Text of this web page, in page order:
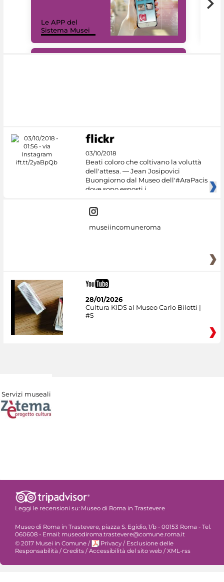
Le APP del
Sistema Musei
03/10/2018
Beati coloro che coltivano la voluttà
dell'attesa. — Jean Josipovici
Buongiorno dal Museo dell'#AraPacis
dove sono esposti i
museiincomuneroma
28/01/2026
Cultura KIDS al Museo Carlo Bilotti |
#5
Servizi museali
Leggi le recensioni su: Museo di Roma in Trastevere
Museo di Roma in Trastevere, piazza S. Egidio, 1/b - 00153 Roma - Tel.
060608 - Email: museodiroma.trastevere@comune.roma.it
© 2017 Musei in Comune / Privacy / Esclusione delle
Responsabilità /Credits /Accessibilità del sito web /XML-rss